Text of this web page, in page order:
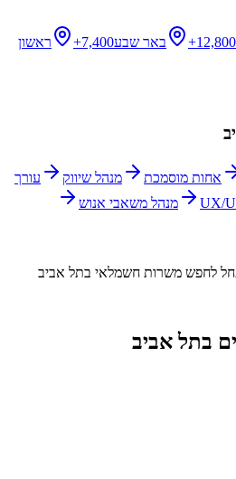
12,800+ באר שבע7,400+
ראשון
אחות מוסמכת מנהל שיווק
עורך
מנהל משאבי אנוש
לחפש משרות חשמלאי בתל אביב
בתל אביב